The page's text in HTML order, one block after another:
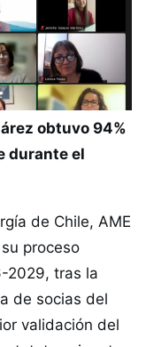
obtuvo 94%
durante el
de Chile, AME
proceso
2029, tras la
de socias del
validación del